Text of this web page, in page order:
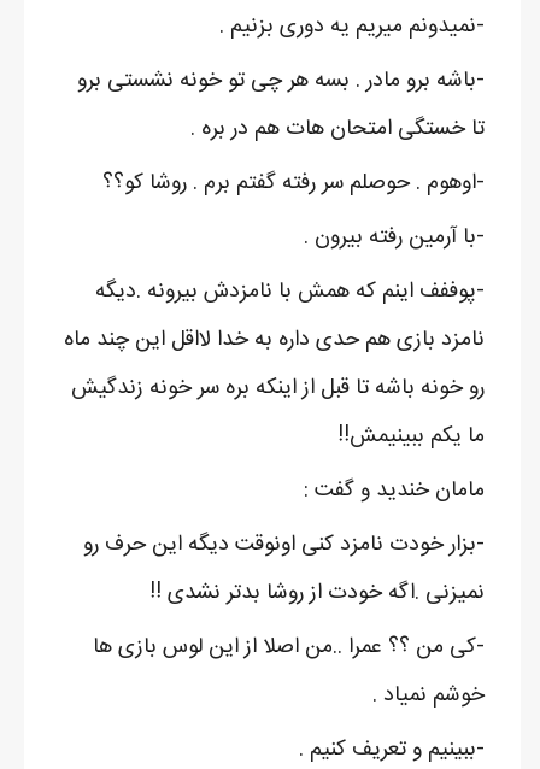
-نمیدونم میریم یه دوری بزنیم .
-باشه برو مادر . بسه هر چی تو خونه نشستی برو
تا خستگی امتحان هات هم در بره .
-اوهوم . حوصلم سر رفته گفتم برم . روشا کو؟؟
-با آرمین رفته بیرون .
-پوففف اینم که همش با نامزدش بیرونه .دیگه
نامزد بازی هم حدی داره به خدا لااقل این چند ماه
رو خونه باشه تا قبل از اینکه بره سر خونه زندگیش
ما یکم ببینیمش!!
مامان خندید و گفت :
-بزار خودت نامزد کنی اونوقت دیگه این حرف رو
نمیزنی .اگه خودت از روشا بدتر نشدی !!
-کی من ؟؟ عمرا ..من اصلا از این لوس بازی ها
خوشم نمیاد .
-ببینیم و تعریف کنیم .